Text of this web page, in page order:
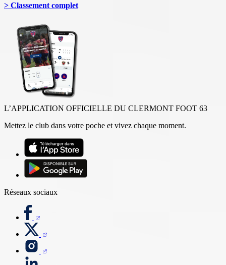
> Classement complet
L’APPLICATION OFFICIELLE DU CLERMONT FOOT 63
Mettez le club dans votre poche et vivez chaque moment.
Réseaux sociaux